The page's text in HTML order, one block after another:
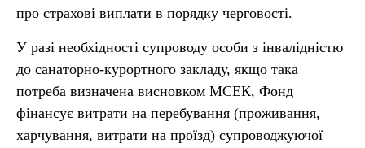
про страхові виплати в порядку черговості.
У разі необхідності супроводу особи з інвалідністю
до санаторно-курортного закладу, якщо така
потреба визначена висновком МСЕК, Фонд
фінансує витрати на перебування (проживання,
харчування, витрати на проїзд) супроводжуючої